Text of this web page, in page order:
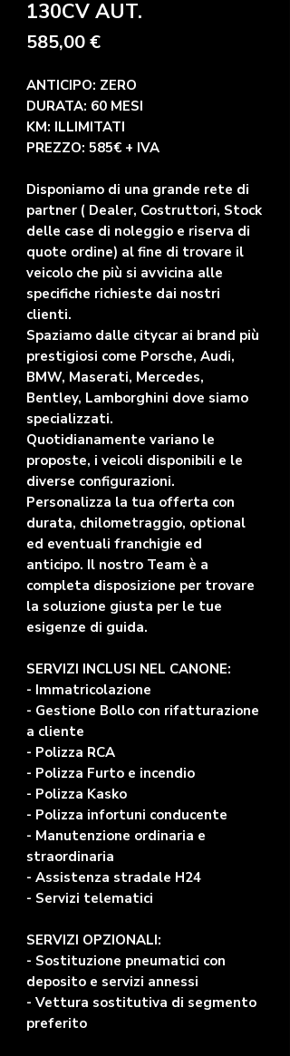
130CV AUT.
585,00 €Precio
ANTICIPO: ZERO
DURATA: 60 MESI
KM: ILLIMITATI
PREZZO: 585€ + IVA
Disponiamo di una grande rete di
partner ( Dealer, Costruttori, Stock
delle case di noleggio e riserva di
quote ordine) al fine di trovare il
veicolo che più si avvicina alle
specifiche richieste dai nostri
clienti.
Spaziamo dalle citycar ai brand più
prestigiosi come Porsche, Audi,
BMW, Maserati, Mercedes,
Bentley, Lamborghini dove siamo
specializzati.
Quotidianamente variano le
proposte, i veicoli disponibili e le
diverse configurazioni.
Personalizza la tua offerta con
durata, chilometraggio, optional
ed eventuali franchigie ed
anticipo. Il nostro Team è a
completa disposizione per trovare
la soluzione giusta per le tue
esigenze di guida.
SERVIZI INCLUSI NEL CANONE:
- Immatricolazione
- Gestione Bollo con rifatturazione
a cliente
- Polizza RCA
- Polizza Furto e incendio
- Polizza Kasko
- Polizza infortuni conducente
- Manutenzione ordinaria e
straordinaria
- Assistenza stradale H24
- Servizi telematici
SERVIZI OPZIONALI:
- Sostituzione pneumatici con
deposito e servizi annessi
- Vettura sostitutiva di segmento
preferito